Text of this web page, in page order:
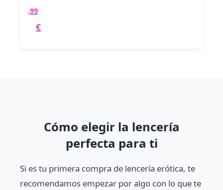
,99
€
Cómo elegir la lencería
perfecta para ti
Si es tu primera compra de lencería erótica, te
recomendamos empezar por algo con lo que te